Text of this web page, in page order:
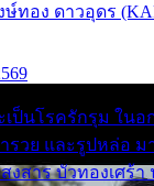
ทอง ดาวอุดร
เป็นโรครักรุม ใน
รวย และรูปหล่อ ม
งสาร บัวทองเศร้า